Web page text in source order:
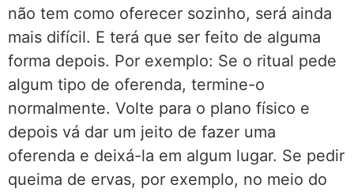
não tem como oferecer sozinho, será ainda
mais difícil. E terá que ser feito de alguma
forma depois. Por exemplo: Se o ritual pede
algum tipo de oferenda, termine-o
normalmente. Volte para o plano físico e
depois vá dar um jeito de fazer uma
oferenda e deixá-la em algum lugar. Se pedir
queima de ervas, por exemplo, no meio do